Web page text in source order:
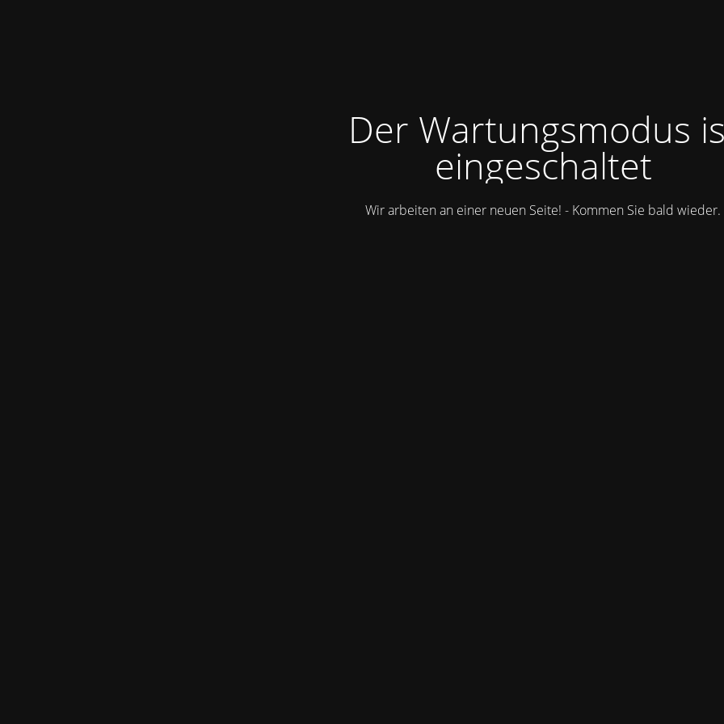
Der Wartungsmodus
eingeschaltet
Wir arbeiten an einer neuen Seite! - Kommen Sie bald wieder.